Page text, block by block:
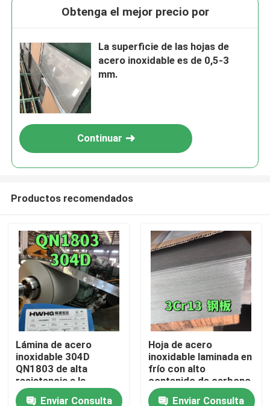
En casa
Productos
Los vídeos
Obtenga el mejor precio por
La superficie de las hojas de
acero inoxidable es de 0,5-3
mm.
Continuar
Productos recomendados
Lámina de acero
inoxidable 304D
QN1803 de alta
resistencia a la
corrosión, con bajo
Enviar Consulta
Hoja de acero
inoxidable laminada en
frío con alto
contenido de carbono
SUS420J2 30Cr13
Enviar Consulta